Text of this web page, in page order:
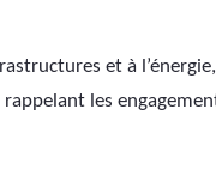
et à
les